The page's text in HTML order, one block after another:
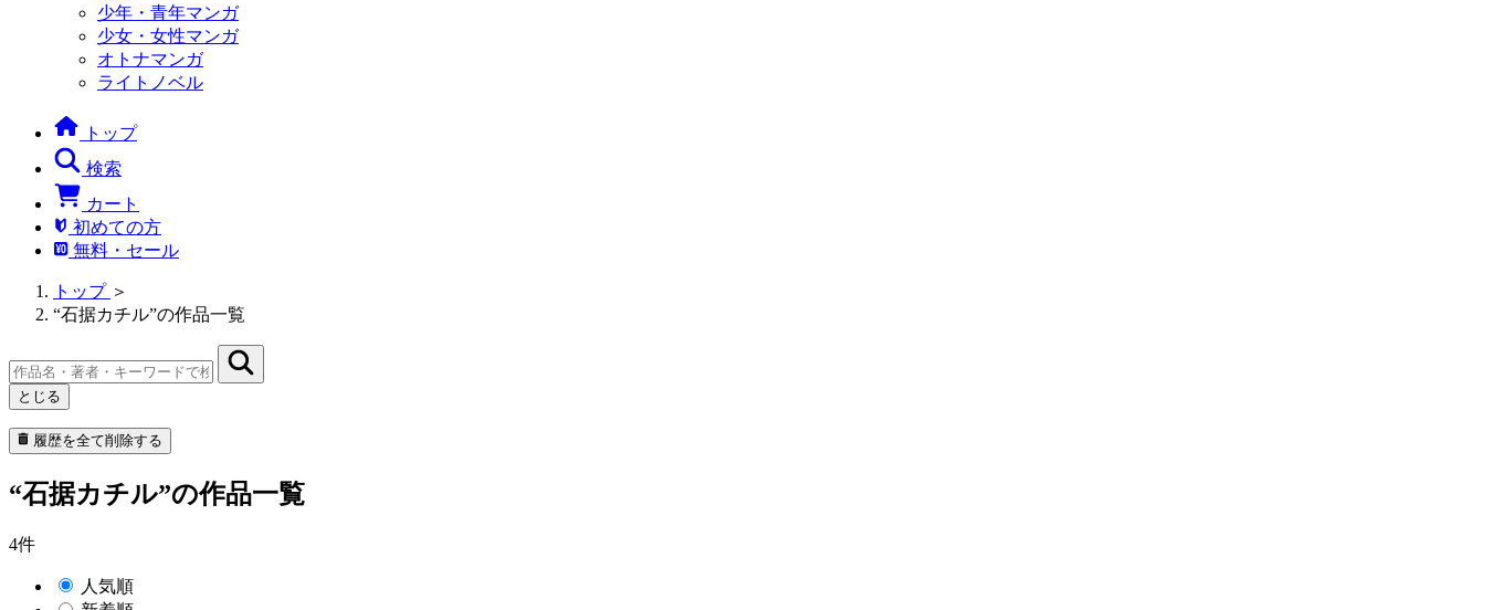
少年・青年マンガ
少女・女性マンガ
オトナマンガ
ライトノベル
トップ
検索
カート
初めての方
無料・セール
トップ ＞
“石据カチル”の作品一覧
とじる
履歴を全て削除する
“石据カチル”の作品一覧
4件
人気順